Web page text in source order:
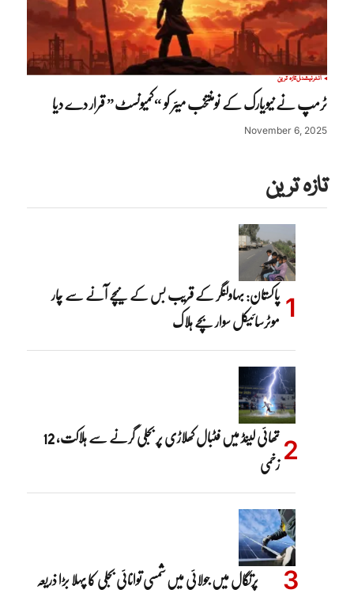
انٹرنیشنلتازہ ترین
ٹرمپ نے نیویارک کے نومنتخب میئر کو “کمیونسٹ” قرار دے دیا
November 6, 2025
تازہ ترین
پاکستان: بہاولنگر کے قریب بس کے نیچے آنے سے چار
موٹرسائیکل سوار بچے ہلاک
تھائی لینڈ میں فٹبال کھلاڑی پر بجلی گرنے سے ہلاکت، 12
زخمی
پرتگال میں جولائی میں شمسی توانائی بجلی کا پہلا بڑا ذریعہ